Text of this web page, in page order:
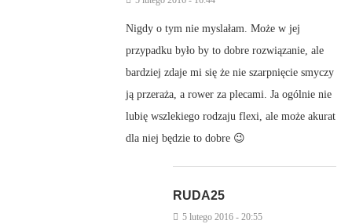
Nigdy o tym nie myslałam. Może w jej
przypadku było by to dobre rozwiązanie, ale
bardziej zdaje mi się że nie szarpnięcie smyczy
ją przeraża, a rower za plecami. Ja ogólnie nie
lubię wszlekiego rodzaju flexi, ale może akurat
dla niej będzie to dobre 😉
RUDA25
5 lutego 2016 - 20:55